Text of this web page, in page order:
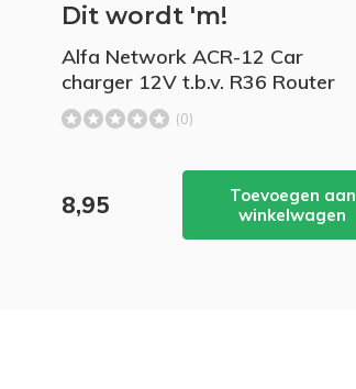
Dit wordt 'm!
Alfa Network ACR-12 Car
charger 12V t.b.v. R36 Router
(0)
8,95
Toevoegen aan
winkelwagen